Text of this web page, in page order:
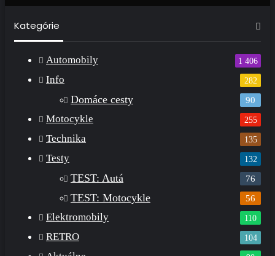
Kategórie
Automobily 1 406
Info 282
Domáce cesty 90
Motocykle 255
Technika 135
Testy 132
TEST: Autá 76
TEST: Motocykle 56
Elektromobily 110
RETRO 104